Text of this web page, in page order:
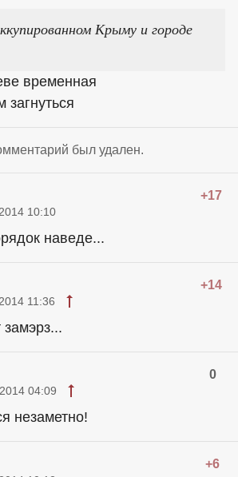
Крыму и городе
временная
загнуться
был удален.
+17
10:10
наведе...
+14
11:36
замэрз...
0
04:09
незаметно!
+6